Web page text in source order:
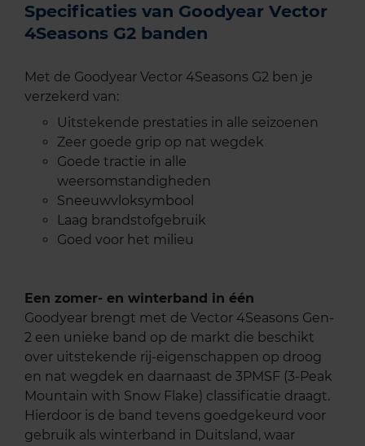
Specificaties van Goodyear Vector
4Seasons G2 banden
Met de Goodyear Vector 4Seasons G2 ben je
verzekerd van:
Uitstekende prestaties in alle seizoenen
Zeer goede grip op nat wegdek
Goede tractie in alle
weersomstandigheden
Sneeuwvloksymbool
Laag brandstofgebruik
Goed voor het milieu
Een zomer- en winterband in één
Goodyear brengt met de Vector 4Seasons Gen-
2 een unieke band op de markt die beschikt
over uitstekende rij-eigenschappen op droog
en nat wegdek en daarnaast de 3PMSF (3-Peak
Mountain with Snow Flake) classificatie draagt.
Hierdoor is de band tevens goedgekeurd voor
gebruik als winterband in Duitsland, waar